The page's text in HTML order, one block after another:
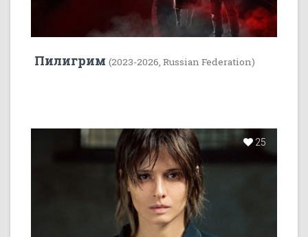
Пилигрим (2023-2026, Russian Federation)
25